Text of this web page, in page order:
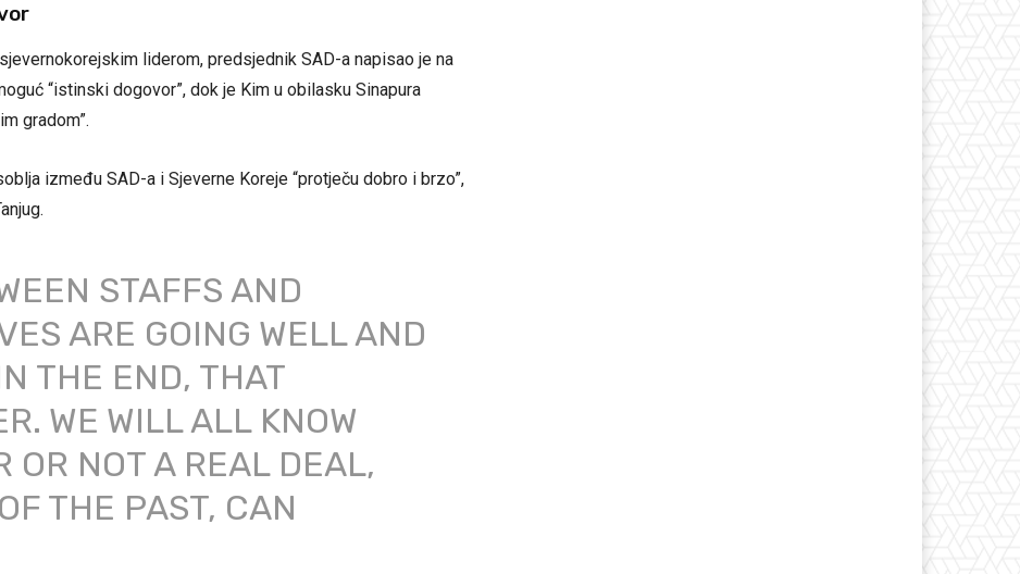
liderom, predsjednik SAD-a napisao je na
“istinski dogovor”, dok je Kim u obilasku Sinapura
gradom”.
između SAD-a i Sjeverne Koreje “protječu dobro i brzo”,
STAFFS AND
ARE GOING WELL AND
THE END, THAT
WE WILL ALL KNOW
OR NOT A REAL DEAL,
THE PAST, CAN